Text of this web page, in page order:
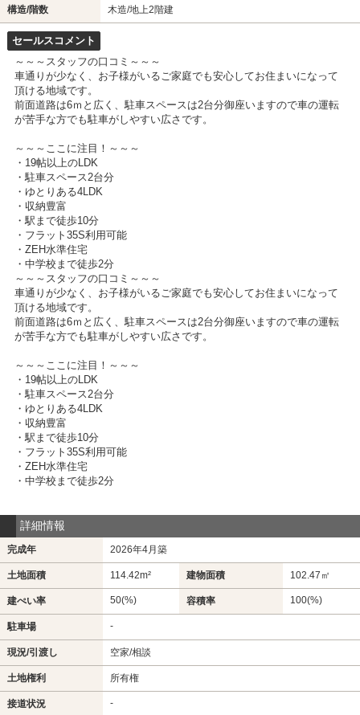
構造/階数 木造/地上2階建
セールスコメント
～～～スタッフの口コミ～～～
車通りが少なく、お子様がいるご家庭でも安心してお住まいになって
頂ける地域です。
前面道路は6ｍと広く、駐車スペースは2台分御座いますので車の運転
が苦手な方でも駐車がしやすい広さです。
～～～ここに注目！～～～
・19帖以上のLDK
・駐車スペース2台分
・ゆとりある4LDK
・収納豊富
・駅まで徒歩10分
・フラット35S利用可能
・ZEH水準住宅
・中学校まで徒歩2分
～～～スタッフの口コミ～～～
車通りが少なく、お子様がいるご家庭でも安心してお住まいになって
頂ける地域です。
前面道路は6ｍと広く、駐車スペースは2台分御座いますので車の運転
が苦手な方でも駐車がしやすい広さです。
～～～ここに注目！～～～
・19帖以上のLDK
・駐車スペース2台分
・ゆとりある4LDK
・収納豊富
・駅まで徒歩10分
・フラット35S利用可能
・ZEH水準住宅
・中学校まで徒歩2分
詳細情報
完成年 2026年4月築
土地面積 114.42m² 建物面積 102.47㎡
建ぺい率 50(%) 容積率 100(%)
駐車場 -
現況/引渡し 空家/相談
土地権利 所有権
接道状況 -